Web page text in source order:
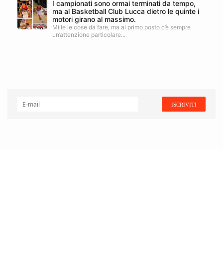
I campionati sono ormai terminati da tempo,
ma al Basketball Club Lucca dietro le quinte i
motori girano al massimo.
Mille le cose da fare, ma al primo posto c’è sempre
un’attenzione particolare...